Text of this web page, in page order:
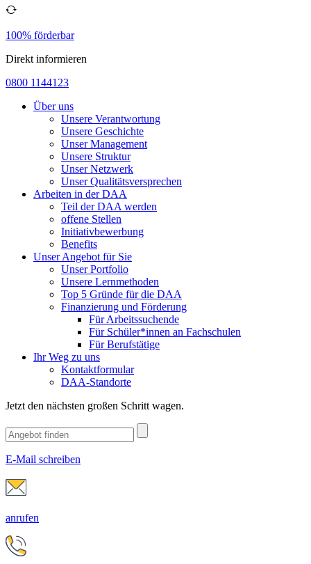
100% förderbar
Direkt informieren
0800 1144123
Über uns
Unsere Verantwortung
Unsere Geschichte
Unser Management
Unsere Struktur
Unser Netzwerk
Unser Qualitätsversprechen
Arbeiten in der DAA
Teil der DAA werden
offene Stellen
Initiativbewerbung
Benefits
Unser Angebot für Sie
Unser Portfolio
Unsere Lernmethoden
Top 5 Gründe für die DAA
Finanzierung und Förderung
Für Arbeitssuchende
Für Schüler*innen an Fachschulen
Für Berufstätige
Ihr Weg zu uns
Kontaktformular
DAA-Standorte
Jetzt den nächsten großen Schritt wagen.
E-Mail schreiben
anrufen